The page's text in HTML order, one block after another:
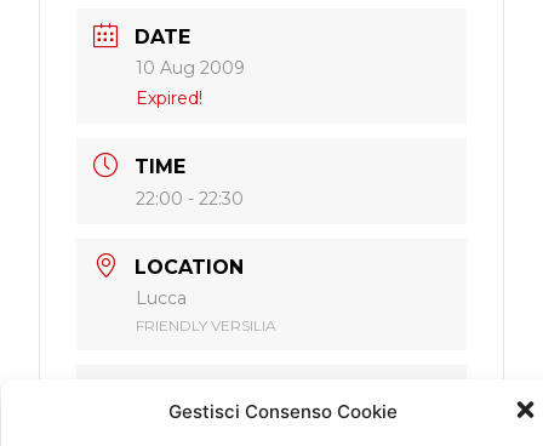
Gestisci Consenso Cookie
DATE
10 Aug 2009
Expired!
TIME
22:00 - 22:30
LOCATION
Lucca
FRIENDLY VERSILIA